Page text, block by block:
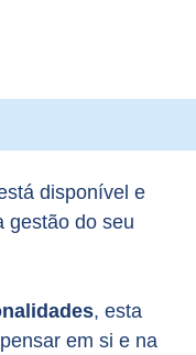
disponível e
gestão do seu
, esta
em si e na